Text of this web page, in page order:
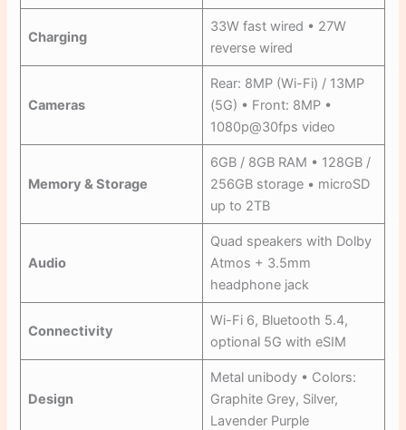
Charging
33W fast wired • 27W
reverse wired
Cameras
Rear: 8MP (Wi-Fi) / 13MP
(5G) • Front: 8MP •
1080p@30fps video
Memory & Storage
6GB / 8GB RAM • 128GB /
256GB storage • microSD
up to 2TB
Audio
Quad speakers with Dolby
Atmos + 3.5mm
headphone jack
Connectivity
Wi-Fi 6, Bluetooth 5.4,
optional 5G with eSIM
Design
Metal unibody • Colors:
Graphite Grey, Silver,
Lavender Purple